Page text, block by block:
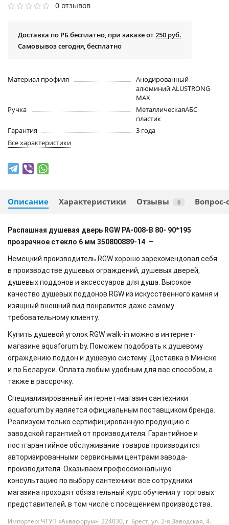
0 отзывов
Доставка по РБ бесплатно, при заказе от250 руб.
Самовывоз сегодня, бесплатно
Материал профиля
Анодированный
алюминий ALUSTRONG
MAX
Ручка
МеталлическаяАБС
пластик
Гарантия
3 года
Все характеристики
Описание Характеристики Отзывы 0 Вопрос-
Распашная душевая дверь RGW PA-008-B 80- 90*195
прозрачное стекло 6 мм 350800889-14 —
Немецкий производитель RGW хорошо зарекомендовал себя
в производстве душевых ограждений, душевых дверей,
душевых поддонов и аксессуаров для душа. Высокое
качество душевых поддонов RGW из искусственного камня и
изящный внешний вид понравится даже самому
требовательному клиенту.
Купить душевой уголок RGW walk-in можно в интернет-
магазине aquaforum.by. Поможем подобрать к душевому
ограждению поддон и душевую систему. Доставка в Минске
и по Беларуси. Оплата любым удобным для вас способом, а
также в рассрочку.
Специализированный интернет-магазин сантехники
aquaforum.by является официальным поставщиком бренда.
Реализуем только сертифицированную продукцию с
заводской гарантией от производителя. Гарантийное и
постгарантийное обслуживание товаров производится
авторизированными сервисными центрами завода-
производителя. Оказываем профессиональную
консультацию по выбору сантехники: все сотрудники
магазина проходят обязательный курс обучения у торговых
представителей, в том числе с посещением производства.
Импортёр: ЧТУП «Аквафорум». 224030, г. Брест, ул. 2-я Заводская, 4.